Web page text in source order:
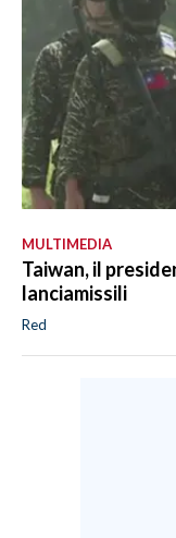
MULTIMEDIA
Taiwan, il
lanciamissili
Red